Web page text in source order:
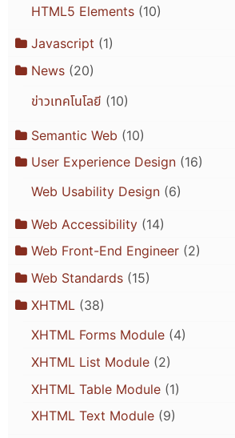
HTML5 Elements(10)
Javascript (1)
News(20)
ข่าวเทคโนโลยี (10)
Semantic Web (10)
User Experience Design(16)
Web Usability Design(6)
Web Accessibility(14)
Web Front-End Engineer(2)
Web Standards(15)
XHTML (38)
XHTML Forms Module(4)
XHTML List Module(2)
XHTML Table Module(1)
XHTML Text Module(9)